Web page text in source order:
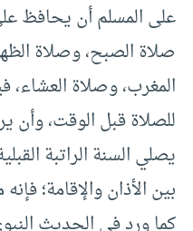
على المسلم أن يحافظ
صلاة الصبح، وصلاة
المغرب، وصلاة
للصلاة قبل الوقت، وأن
يصلي السنة الراتبة
بين الأذان والإقامة؛
كما ورد في الحديث